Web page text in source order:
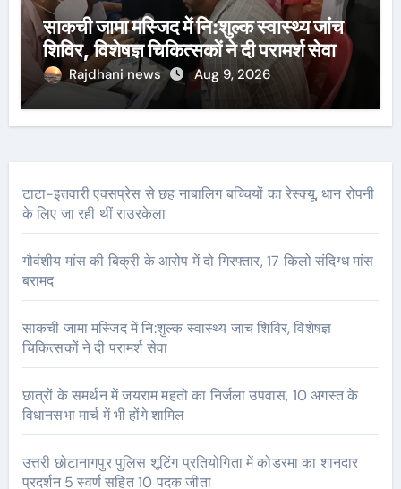
साकची जामा मस्जिद में नि:शुल्क स्वास्थ्य जांच
शिविर, विशेषज्ञ चिकित्सकों ने दी परामर्श सेवा
Rajdhani news Aug 9, 2026
टाटा-इतवारी एक्सप्रेस से छह नाबालिग बच्चियों का रेस्क्यू, धान रोपनी
के लिए जा रही थीं राउरकेला
गौवंशीय मांस की बिक्री के आरोप में दो गिरफ्तार, 17 किलो संदिग्ध मांस
बरामद
साकची जामा मस्जिद में नि:शुल्क स्वास्थ्य जांच शिविर, विशेषज्ञ
चिकित्सकों ने दी परामर्श सेवा
छात्रों के समर्थन में जयराम महतो का निर्जला उपवास, 10 अगस्त के
विधानसभा मार्च में भी होंगे शामिल
उत्तरी छोटानागपुर पुलिस शूटिंग प्रतियोगिता में कोडरमा का शानदार
प्रदर्शन 5 स्वर्ण सहित 10 पदक जीता